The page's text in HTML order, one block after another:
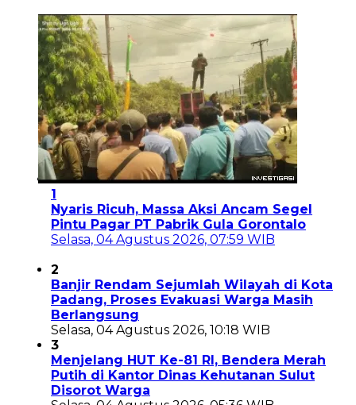
1
Nyaris Ricuh, Massa Aksi Ancam Segel
Pintu Pagar PT Pabrik Gula Gorontalo
Selasa, 04 Agustus 2026, 07:59 WIB
2
Banjir Rendam Sejumlah Wilayah di Kota
Padang, Proses Evakuasi Warga Masih
Berlangsung
Selasa, 04 Agustus 2026, 10:18 WIB
3
Menjelang HUT Ke-81 RI, Bendera Merah
Putih di Kantor Dinas Kehutanan Sulut
Disorot Warga